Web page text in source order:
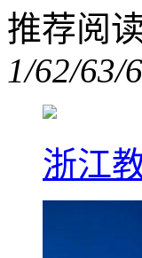
推荐阅
1/62/63/6
浙江